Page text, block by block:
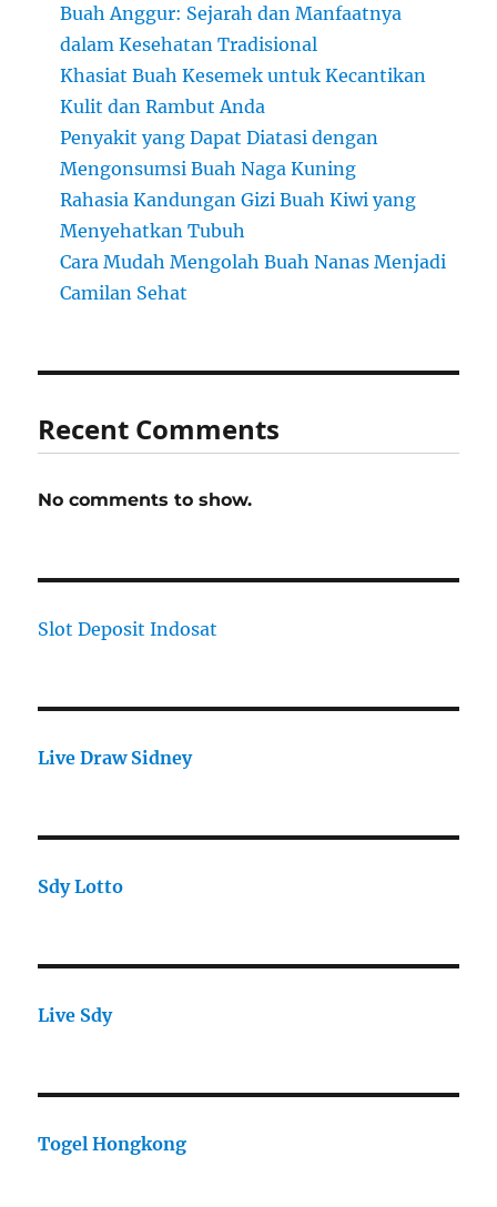
Buah Anggur: Sejarah dan Manfaatnya
dalam Kesehatan Tradisional
Khasiat Buah Kesemek untuk Kecantikan
Kulit dan Rambut Anda
Penyakit yang Dapat Diatasi dengan
Mengonsumsi Buah Naga Kuning
Rahasia Kandungan Gizi Buah Kiwi yang
Menyehatkan Tubuh
Cara Mudah Mengolah Buah Nanas Menjadi
Camilan Sehat
Recent Comments
No comments to show.
Slot Deposit Indosat
Live Draw Sidney
Sdy Lotto
Live Sdy
Togel Hongkong